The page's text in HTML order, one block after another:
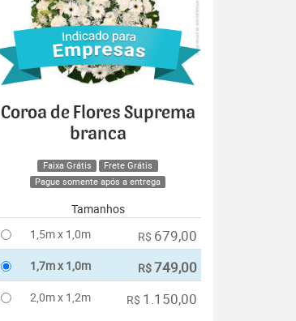
Coroa de Flores Suprema
branca
Faixa Grátis
Frete Grátis
Pague somente após a entrega
Tamanhos
1,5m x 1,0m
R$ 679,00
1,7m x 1,0m R$749,00
2,0m x 1,2m R$ 1.150,00